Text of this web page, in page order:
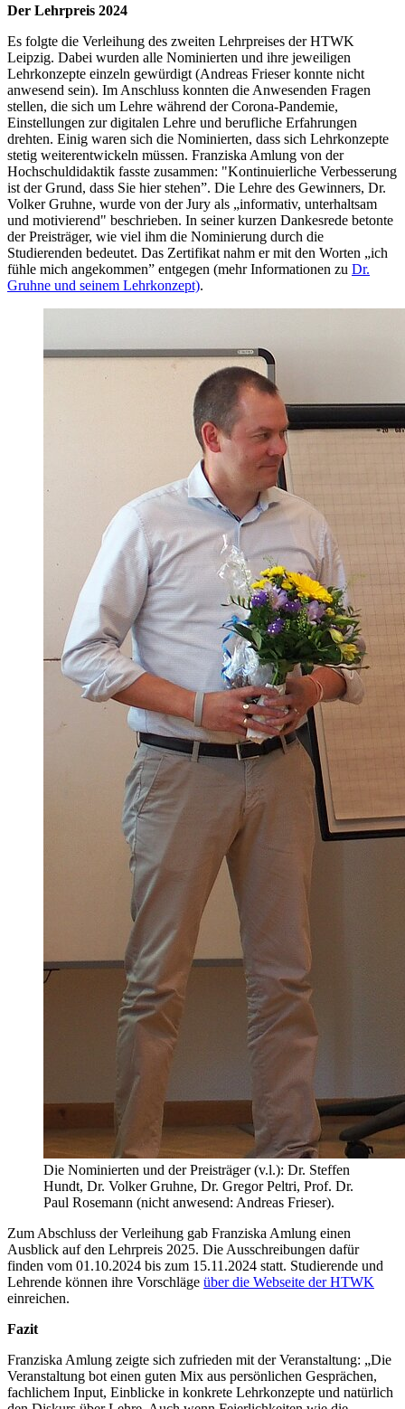
Der Lehrpreis 2024
Es folgte die Verleihung des zweiten Lehrpreises der HTWK
Leipzig. Dabei wurden alle Nominierten und ihre jeweiligen
Lehrkonzepte einzeln gewürdigt (Andreas Frieser konnte nicht
anwesend sein). Im Anschluss konnten die Anwesenden Fragen
stellen, die sich um Lehre während der Corona-Pandemie,
Einstellungen zur digitalen Lehre und berufliche Erfahrungen
drehten. Einig waren sich die Nominierten, dass sich Lehrkonzepte
stetig weiterentwickeln müssen. Franziska Amlung von der
Hochschuldidaktik fasste zusammen: "Kontinuierliche Verbesserung
ist der Grund, dass Sie hier stehen”. Die Lehre des Gewinners, Dr.
Volker Gruhne, wurde von der Jury als „informativ, unterhaltsam
und motivierend" beschrieben. In seiner kurzen Dankesrede betonte
der Preisträger, wie viel ihm die Nominierung durch die
Studierenden bedeutet. Das Zertifikat nahm er mit den Worten „ich
fühle mich angekommen” entgegen (mehr Informationen zu Dr.
Gruhne und seinem Lehrkonzept).
Die Nominierten und der Preisträger (v.l.): Dr. Steffen
Hundt, Dr. Volker Gruhne, Dr. Gregor Peltri, Prof. Dr.
Paul Rosemann (nicht anwesend: Andreas Frieser).
Zum Abschluss der Verleihung gab Franziska Amlung einen
Ausblick auf den Lehrpreis 2025. Die Ausschreibungen dafür
finden vom 01.10.2024 bis zum 15.11.2024 statt. Studierende und
Lehrende können ihre Vorschläge über die Webseite der HTWK
einreichen.
Fazit
Franziska Amlung zeigte sich zufrieden mit der Veranstaltung: „Die
Veranstaltung bot einen guten Mix aus persönlichen Gesprächen,
fachlichem Input, Einblicke in konkrete Lehrkonzepte und natürlich